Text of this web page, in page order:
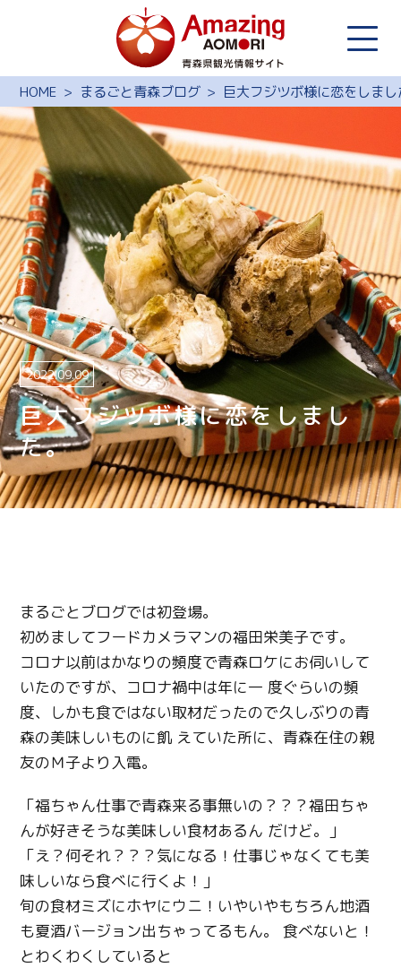
HOME まるごと青森ブログ 巨大フジツボ様に恋をしま
巨大フジツボ様に恋をしまし
た。
2022.09.09
まるごとブログでは初登場。
初めましてフードカメラマンの福田栄美子です。
コロナ以前はかなりの頻度で青森ロケにお伺いして
いたのですが、コロナ禍中は年に一 度ぐらいの頻
度、しかも食ではない取材だったので久しぶりの青
森の美味しいものに飢 えていた所に、青森在住の親
友のＭ子より入電。
「福ちゃん仕事で青森来る事無いの？？？福田ちゃ
んが好きそうな美味しい食材あるん だけど。」
「え？何それ？？？気になる！仕事じゃなくても美
味しいなら食べに行くよ！」
旬の食材ミズにホヤにウニ！いやいやもちろん地酒
も夏酒バージョン出ちゃってるもん。 食べないと！
とわくわくしていると